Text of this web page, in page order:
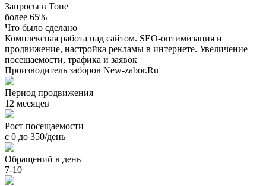
Запросы в Топе
более 65%
Что было сделано
Комплексная работа над сайтом. SEO-оптимизация и
продвижение, настройка рекламы в интернете. Увеличение
посещаемости, трафика и заявок
Производитель заборов New-zabor.Ru
Период продвижения
12 месяцев
Рост посещаемости
с 0 до 350/день
Обращений в день
7-10